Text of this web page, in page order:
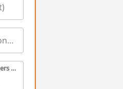
Maak een bericht aan de verkopers (Verplicht)